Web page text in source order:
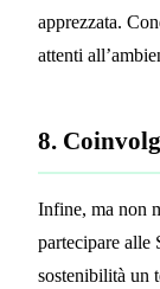
apprezzata.
attenti
8.
Infine, ma non
partecipare alle
sostenibilità un